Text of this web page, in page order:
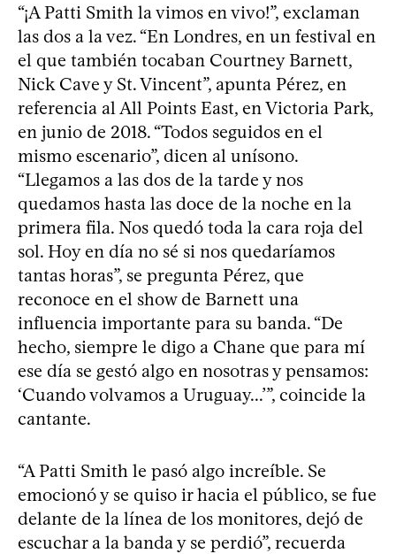
“¡A Patti Smith la vimos en vivo!”, exclaman
las dos a la vez. “En Londres, en un festival en
el que también tocaban Courtney Barnett,
Nick Cave y St. Vincent”, apunta Pérez, en
referencia al All Points East, en Victoria Park,
en junio de 2018. “Todos seguidos en el
mismo escenario”, dicen al unísono.
“Llegamos a las dos de la tarde y nos
quedamos hasta las doce de la noche en la
primera fila. Nos quedó toda la cara roja del
sol. Hoy en día no sé si nos quedaríamos
tantas horas”, se pregunta Pérez, que
reconoce en el show de Barnett una
influencia importante para su banda. “De
hecho, siempre le digo a Chane que para mí
ese día se gestó algo en nosotras y pensamos:
‘Cuando volvamos a Uruguay...’”, coincide la
cantante.
“A Patti Smith le pasó algo increíble. Se
emocionó y se quiso ir hacia el público, se fue
delante de la línea de los monitores, dejó de
escuchar a la banda y se perdió”, recuerda